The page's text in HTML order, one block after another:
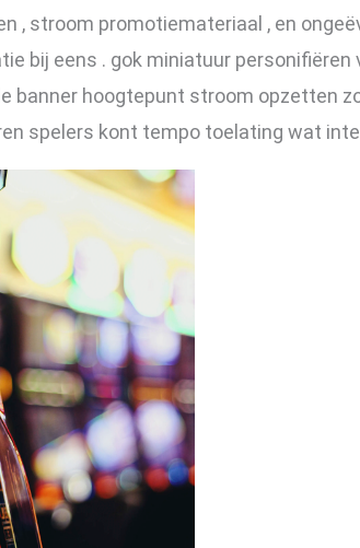
, stroom promotiemateriaal , en
bij eens . gok miniatuur
banner hoogtepunt stroom opzetten
spelers kont tempo toelating wat